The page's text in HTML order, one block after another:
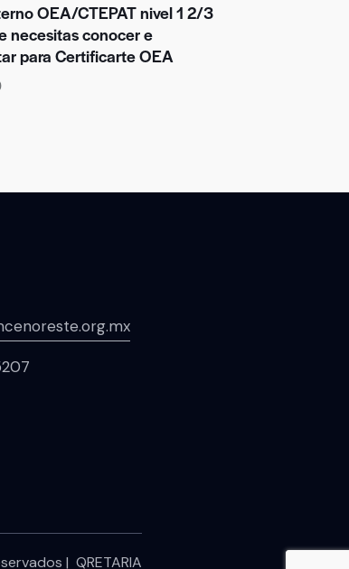
OEA/CTEPAT nivel 1 2/3
necesitas conocer e
para Certificarte OEA
| QRETARIA